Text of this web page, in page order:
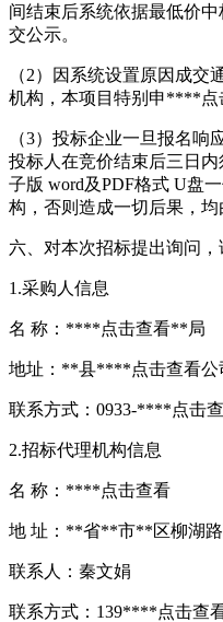
间结束后系统依据最低价
交公示。
（2）因系统设置原因成交
机构，本项目特别申****
（3）投标企业一旦报名响
投标人在竞价结束后三日
子版 word及PDF格式 U盘
构，否则造成一切后果，均
六、对本次招标提出询问
1.采购人信息
名 称：****点击查看**局
地址：**县****点击查看公
联系方式：0933-****点击
2.招标代理机构信息
名 称：****点击查看
地 址：**省**市**区柳湖
联系人：秦文娟
联系方式：139****点击查